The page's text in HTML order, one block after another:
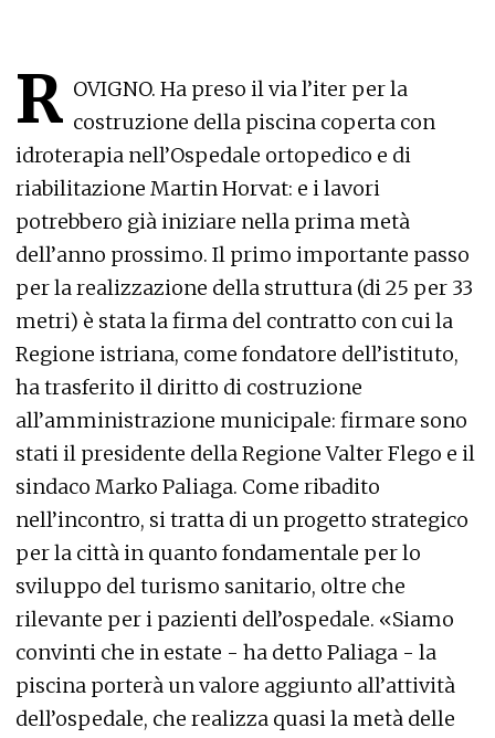
R OVIGNO. Ha preso il via l’iter per la
costruzione della piscina coperta con
idroterapia nell’Ospedale ortopedico e di
riabilitazione Martin Horvat: e i lavori
potrebbero già iniziare nella prima metà
dell’anno prossimo. Il primo importante passo
per la realizzazione della struttura (di 25 per 33
metri) è stata la firma del contratto con cui la
Regione istriana, come fondatore dell’istituto,
ha trasferito il diritto di costruzione
all’amministrazione municipale: firmare sono
stati il presidente della Regione Valter Flego e il
sindaco Marko Paliaga. Come ribadito
nell’incontro, si tratta di un progetto strategico
per la città in quanto fondamentale per lo
sviluppo del turismo sanitario, oltre che
rilevante per i pazienti dell’ospedale. «Siamo
convinti che in estate - ha detto Paliaga - la
piscina porterà un valore aggiunto all’attività
dell’ospedale, che realizza quasi la metà delle